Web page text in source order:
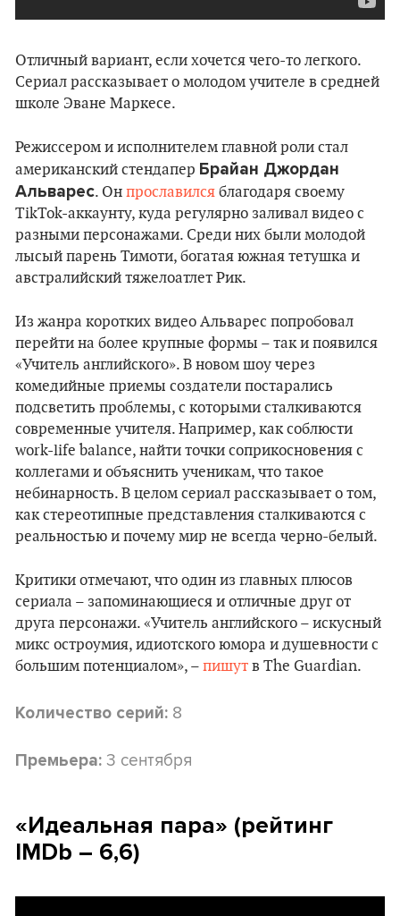
Отличный вариант, если хочется чего-то легкого.
Сериал рассказывает о молодом учителе в средней
школе Эване Маркесе.
Режиссером и исполнителем главной роли стал
американский стендапер Брайан Джордан
Альварес. Он прославился благодаря своему
TikTok-аккаунту, куда регулярно заливал видео с
разными персонажами. Среди них были молодой
лысый парень Тимоти, богатая южная тетушка и
австралийский тяжелоатлет Рик.
Из жанра коротких видео Альварес попробовал
перейти на более крупные формы – так и появился
«Учитель английского». В новом шоу через
комедийные приемы создатели постарались
подсветить проблемы, с которыми сталкиваются
современные учителя. Например, как соблюсти
work-life balance, найти точки соприкосновения с
коллегами и объяснить ученикам, что такое
небинарность. В целом сериал рассказывает о том,
как стереотипные представления сталкиваются с
реальностью и почему мир не всегда черно-белый.
Критики отмечают, что один из главных плюсов
сериала – запоминающиеся и отличные друг от
друга персонажи. «Учитель английского – искусный
микс остроумия, идиотского юмора и душевности с
большим потенциалом», – пишут в The Guardian.
Количество серий: 8
Премьера: 3 сентября
«Идеальная пара» (рейтинг
IMDb – 6,6)